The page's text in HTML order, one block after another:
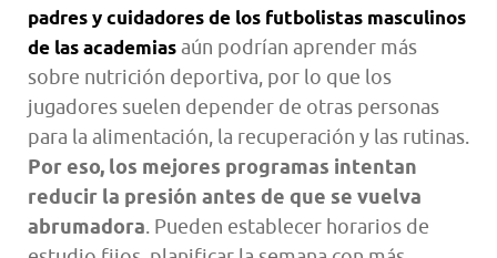
padres y cuidadores de los futbolistas masculinos
de las academias aún podrían aprender más
sobre nutrición deportiva, por lo que los
jugadores suelen depender de otras personas
para la alimentación, la recuperación y las rutinas.
Por eso, los mejores programas intentan
reducir la presión antes de que se vuelva
abrumadora. Pueden establecer horarios de